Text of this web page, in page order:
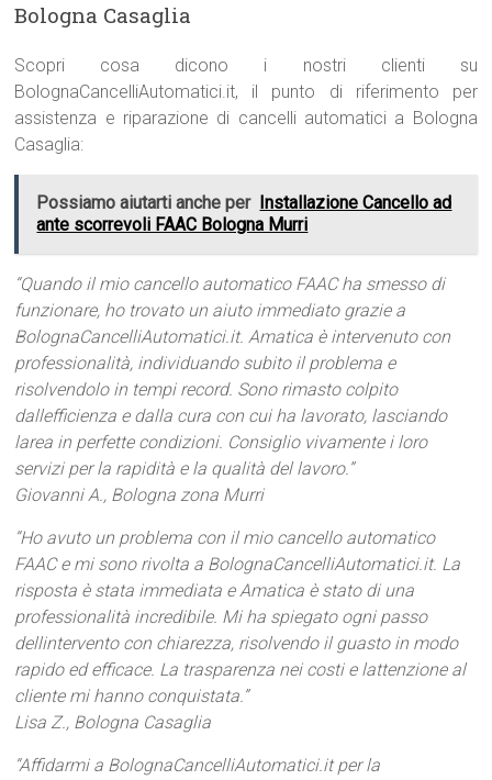
Bologna Casaglia
Scopri cosa dicono i nostri clienti su
BolognaCancelliAutomatici.it, il punto di riferimento per
assistenza e riparazione di cancelli automatici a Bologna
Casaglia:
Possiamo aiutarti anche per Installazione Cancello ad
ante scorrevoli FAAC Bologna Murri
“Quando il mio cancello automatico FAAC ha smesso di
funzionare, ho trovato un aiuto immediato grazie a
BolognaCancelliAutomatici.it. Amatica è intervenuto con
professionalità, individuando subito il problema e
risolvendolo in tempi record. Sono rimasto colpito
dallefficienza e dalla cura con cui ha lavorato, lasciando
larea in perfette condizioni. Consiglio vivamente i loro
servizi per la rapidità e la qualità del lavoro.”
Giovanni A., Bologna zona Murri
“Ho avuto un problema con il mio cancello automatico
FAAC e mi sono rivolta a BolognaCancelliAutomatici.it. La
risposta è stata immediata e Amatica è stato di una
professionalità incredibile. Mi ha spiegato ogni passo
dellintervento con chiarezza, risolvendo il guasto in modo
rapido ed efficace. La trasparenza nei costi e lattenzione al
cliente mi hanno conquistata.”
Lisa Z., Bologna Casaglia
“Affidarmi a BolognaCancelliAutomatici.it per la